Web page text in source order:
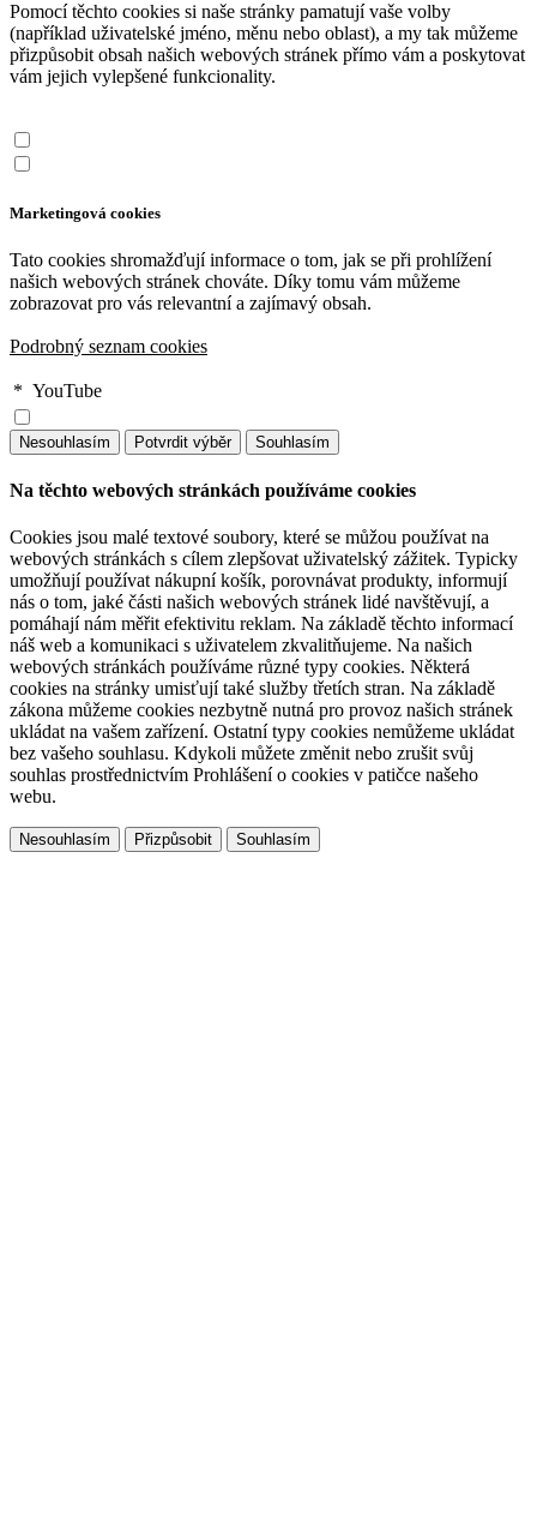
Pomocí těchto cookies si naše stránky pamatují vaše volby
(například uživatelské jméno, měnu nebo oblast), a my tak můžeme
přizpůsobit obsah našich webových stránek přímo vám a poskytovat
vám jejich vylepšené funkcionality.
Marketingová cookies
Tato cookies shromažďují informace o tom, jak se při prohlížení
našich webových stránek chováte. Díky tomu vám můžeme
zobrazovat pro vás relevantní a zajímavý obsah.
Podrobný seznam cookies
* YouTube
Na těchto webových stránkách používáme cookies
Cookies jsou malé textové soubory, které se můžou používat na
webových stránkách s cílem zlepšovat uživatelský zážitek. Typicky
umožňují používat nákupní košík, porovnávat produkty, informují
nás o tom, jaké části našich webových stránek lidé navštěvují, a
pomáhají nám měřit efektivitu reklam. Na základě těchto informací
náš web a komunikaci s uživatelem zkvalitňujeme. Na našich
webových stránkách používáme různé typy cookies. Některá
cookies na stránky umisťují také služby třetích stran. Na základě
zákona můžeme cookies nezbytně nutná pro provoz našich stránek
ukládat na vašem zařízení. Ostatní typy cookies nemůžeme ukládat
bez vašeho souhlasu. Kdykoli můžete změnit nebo zrušit svůj
souhlas prostřednictvím Prohlášení o cookies v patičce našeho
webu.
Přizpůsobit